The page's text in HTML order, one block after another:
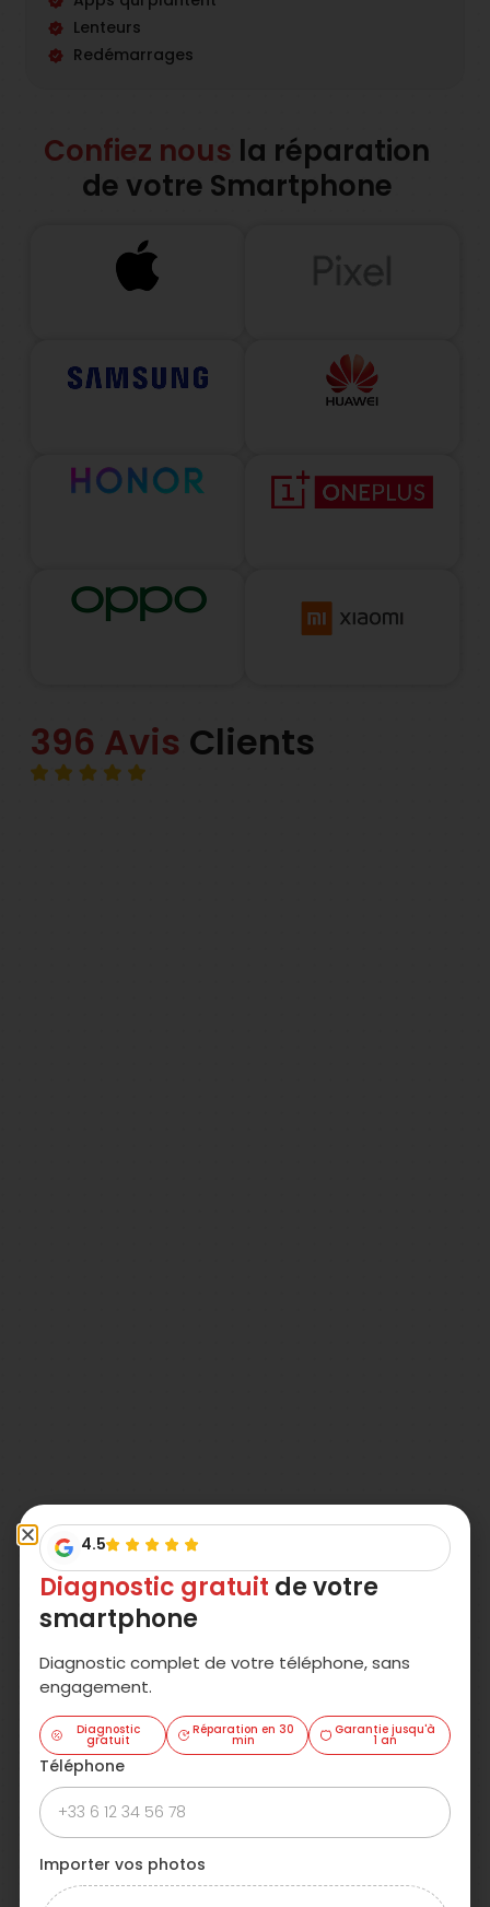
Lenteurs
Redémarrages
Confiez nous la réparation
de votre Smartphone
396 Avis Clients
4.5
Diagnostic gratuit de votre
smartphone
Diagnostic complet de votre téléphone, sans
engagement.
Diagnostic
gratuit
Réparation en 30
min
Garantie jusqu'à
1 an
Téléphone
Importer vos photos